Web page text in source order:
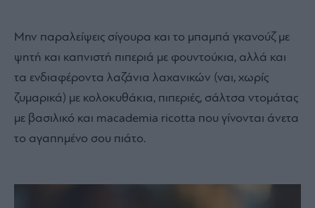
Μην παραλείψεις σίγουρα και το μπαμπά γκανούζ με
ψητή και καπνιστή πιπεριά με φουντούκια, αλλά και
τα ενδιαφέροντα λαζάνια λαχανικών (ναι, χωρίς
ζυμαρικά) με κολοκυθάκια, πιπεριές, σάλτσα ντομάτας
με βασιλικό και macademia ricotta που γίνονται άνετα
το αγαπημένο σου πιάτο.